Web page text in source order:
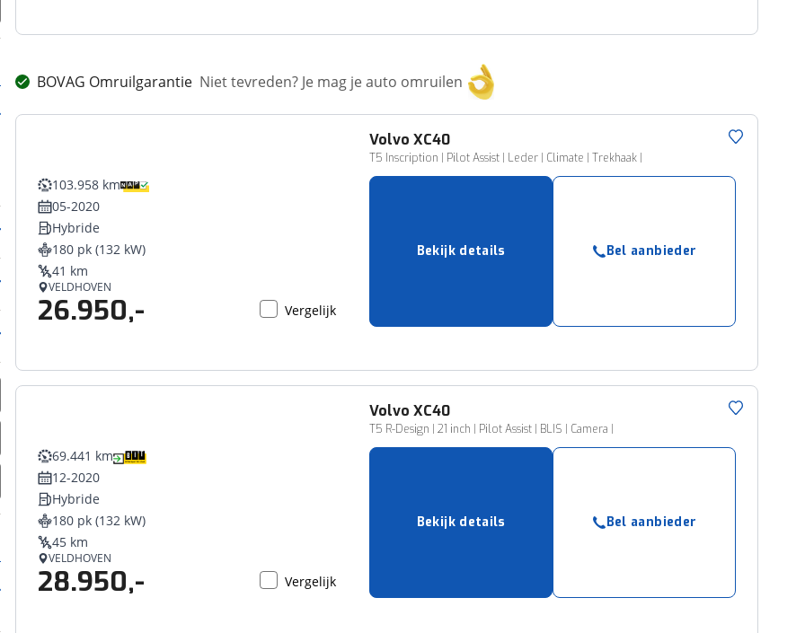
BOVAG Omruilgarantie Niet tevreden? Je mag je auto omruilen
Volvo XC40
T5 Inscription | Pilot Assist | Leder | Climate | Trekhaak |
103.958 km
05-2020
Hybride
180 pk (132 kW)
41 km
VELDHOVEN
26.950,- Vergelijk
Bekijk details Bel aanbieder
Volvo XC40
T5 R-Design | 21 inch | Pilot Assist | BLIS | Camera |
69.441 km
12-2020
Hybride
180 pk (132 kW)
45 km
VELDHOVEN
28.950,- Vergelijk
Bekijk details Bel aanbieder